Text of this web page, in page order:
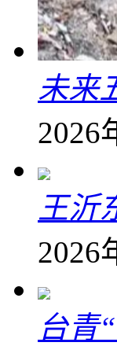
未来
2026
王沂
2026
台青